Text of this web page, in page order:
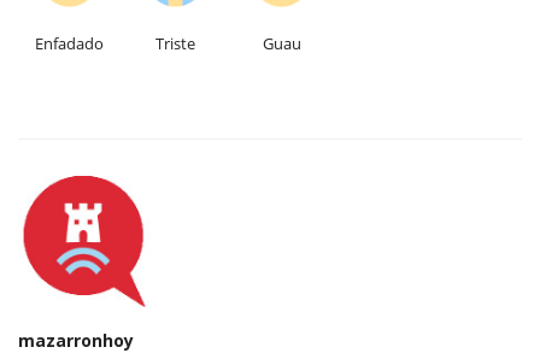
Enfadado Triste Guau
mazarronhoy